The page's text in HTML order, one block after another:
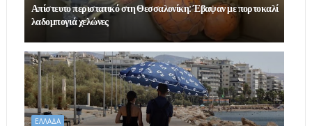
Απίστευτο περιστατικό στη Θεσσαλονίκη: Έβαψαν με πορτοκαλί
λαδομπογιά χελώνες
ΕΛΛΑΔΑ